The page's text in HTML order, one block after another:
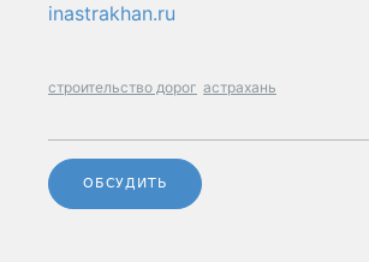
inastrakhan.ru
строительство дорог астрахань
ОБСУДИТЬ